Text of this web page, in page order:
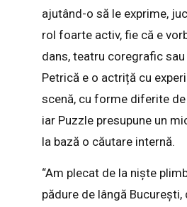
ajutând-o să le exprime,
rol foarte activ, fie că e
dans, teatru coregrafic
Petrică e o actriță cu
scenă, cu forme diferite
iar Puzzle presupune un
la bază o căutare internă.
“Am plecat de la niște
pădure de lângă București,